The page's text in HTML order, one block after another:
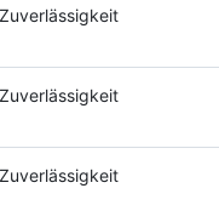
Zuverlässigkeit
Zuverlässigkeit
Zuverlässigkeit